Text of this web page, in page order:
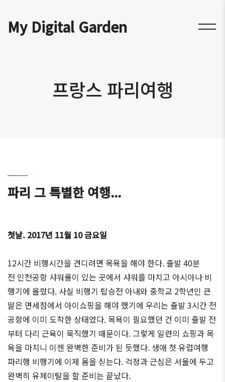
My Digital Garden
프랑스 파리여행
파리 그 특별한 여행...
첫날. 2017년 11월 10 금요일
12시간 비행시간을 견디려면 목욕을 해야 한다. 출발 40분
전 인천공항 샤워룸이 있는 곳에서 샤워를 마치고 아시아나 비
행기에 올랐다. 사실 비행기 탑승전 아내와 중학교 2학년인 큰
딸은 면세점에서 아이쇼핑을 해야 했기에 우리는 출발 3시간 전
공항에 이미 도착한 상태였다. 목욕이 필요했던 건 이미 출발 전
부터 다리 근육이 묵직했기 때문이다. 그렇게 일련의 쇼핑과 목
욕을 마치니 이젠 완벽한 준비가 된 듯했다. 생애 첫 유럽여행
파리행 비행기에 이제 몸을 싣는다. 걱정과 근심은 서울에 두고
완벽히 유체이탈을 할 준비는 끝났다.